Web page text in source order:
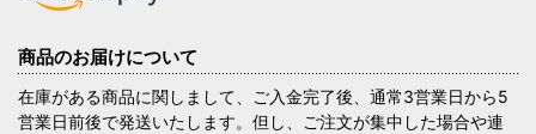
商品のお届けについて
在庫がある商品に関しまして、ご入金完了後、通常3営業日から5
営業日前後で発送いたします。但し、ご注文が集中した場合や連